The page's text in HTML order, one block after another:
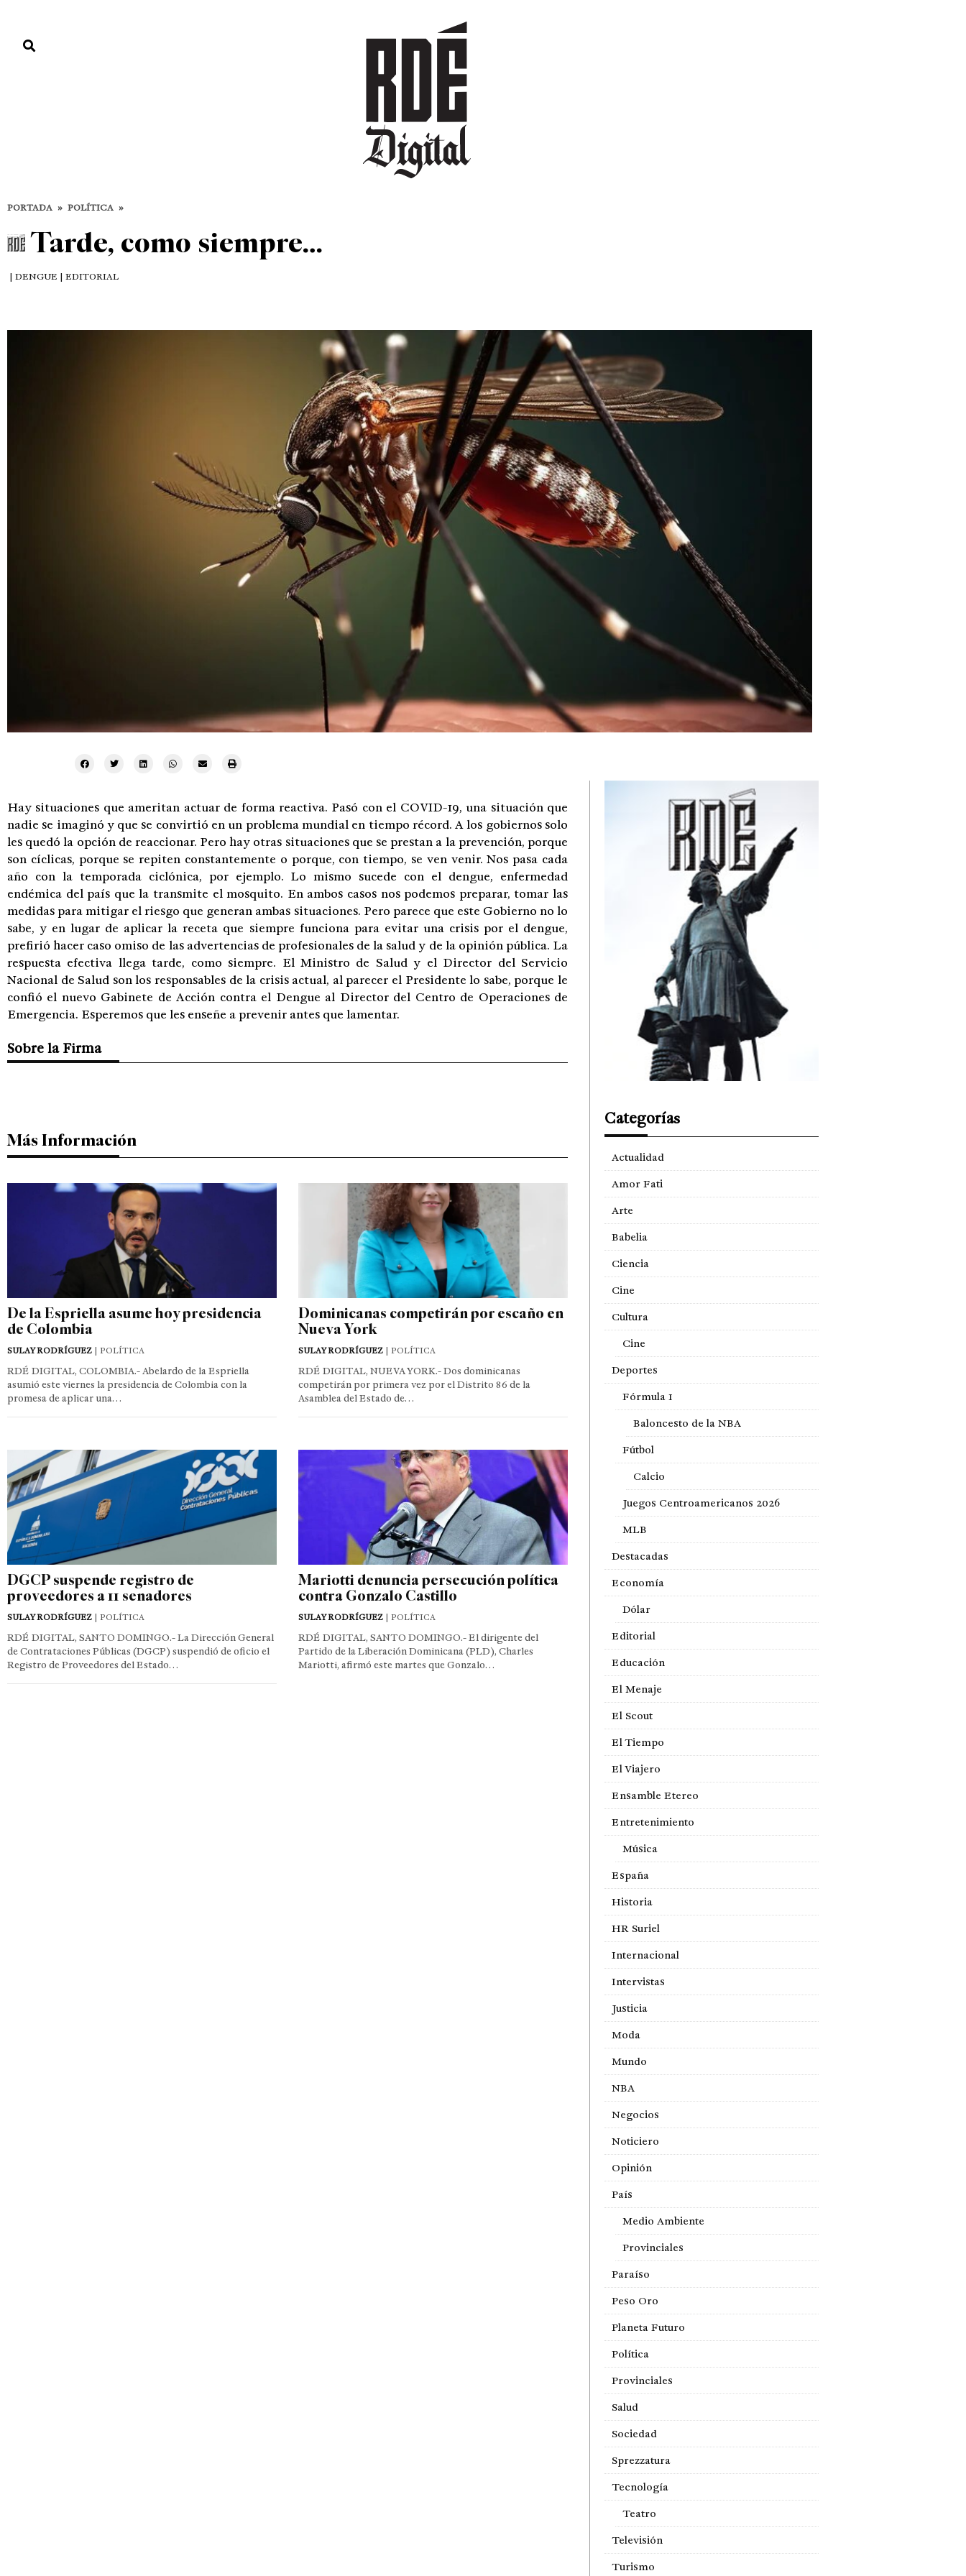
DEPORTES CULTURA ENTRETENIMIENTO
PORTADA » POLÍTICA »
Tarde, como siempre…
| DENGUE | EDITORIAL
Hay situaciones que ameritan actuar de forma reactiva. Pasó con el COVID-19, una situación que
nadie se imaginó y que se convirtió en un problema mundial en tiempo récord. A los gobiernos solo
les quedó la opción de reaccionar. Pero hay otras situaciones que se prestan a la prevención, porque
son cíclicas, porque se repiten constantemente o porque, con tiempo, se ven venir. Nos pasa cada
año con la temporada ciclónica, por ejemplo. Lo mismo sucede con el dengue, enfermedad
endémica del país que la transmite el mosquito. En ambos casos nos podemos preparar, tomar las
medidas para mitigar el riesgo que generan ambas situaciones. Pero parece que este Gobierno no lo
sabe, y en lugar de aplicar la receta que siempre funciona para evitar una crisis por el dengue,
prefirió hacer caso omiso de las advertencias de profesionales de la salud y de la opinión pública. La
respuesta efectiva llega tarde, como siempre. El Ministro de Salud y el Director del Servicio
Nacional de Salud son los responsables de la crisis actual, al parecer el Presidente lo sabe, porque le
confió el nuevo Gabinete de Acción contra el Dengue al Director del Centro de Operaciones de
Emergencia. Esperemos que les enseñe a prevenir antes que lamentar.
Sobre la Firma
Más Información
De la Espriella asume hoy presidencia
de Colombia
SULAY RODRÍGUEZ | POLÍTICA
RDÉ DIGITAL, COLOMBIA.- Abelardo de la Espriella
asumió este viernes la presidencia de Colombia con la
promesa de aplicar una…
Dominicanas competirán por escaño en
Nueva York
SULAY RODRÍGUEZ| POLÍTICA
RDÉ DIGITAL, NUEVA YORK.- Dos dominicanas
competirán por primera vez por el Distrito 86 de la
Asamblea del Estado de…
DGCP suspende registro de
proveedores a 11 senadores
SULAY RODRÍGUEZ | POLÍTICA
RDÉ DIGITAL, SANTO DOMINGO.- La Dirección General
de Contrataciones Públicas (DGCP) suspendió de oficio el
Registro de Proveedores del Estado…
Mariotti denuncia persecución política
contra Gonzalo Castillo
SULAY RODRÍGUEZ| POLÍTICA
RDÉ DIGITAL, SANTO DOMINGO.- El dirigente del
Partido de la Liberación Dominicana (PLD), Charles
Mariotti, afirmó este martes que Gonzalo…
Categorías
Actualidad
Amor Fati
Arte
Babelia
Ciencia
Cine
Cultura
Cine
Deportes
Fórmula 1
Baloncesto de la NBA
Fútbol
Calcio
Juegos Centroamericanos 2026
MLB
Destacadas
Economía
Dólar
Editorial
Educación
El Menaje
El Scout
El Tiempo
El Viajero
Ensamble Etereo
Entretenimiento
Música
España
Historia
HR Suriel
Internacional
Intervistas
Justicia
Moda
Mundo
NBA
Negocios
Noticiero
Opinión
País
Medio Ambiente
Provinciales
Paraíso
Peso Oro
Planeta Futuro
Política
Provinciales
Salud
Sociedad
Sprezzatura
Tecnología
Teatro
Televisión
Turismo